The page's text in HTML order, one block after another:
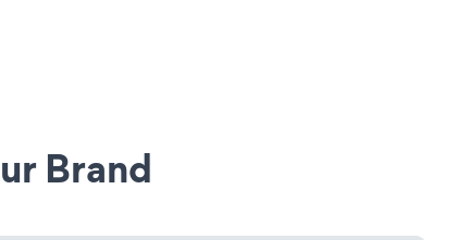
Brand